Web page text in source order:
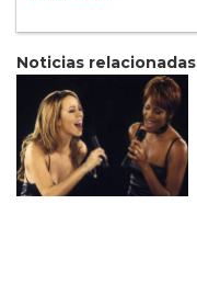
Noticias relacionadas